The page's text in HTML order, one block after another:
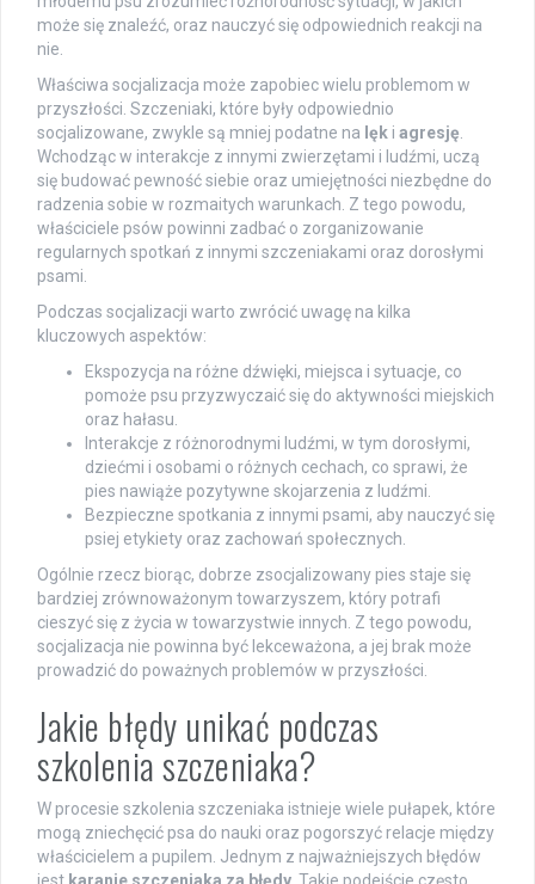
może się znaleźć, oraz nauczyć się odpowiednich reakcji na
nie.
Właściwa socjalizacja może zapobiec wielu problemom w
przyszłości. Szczeniaki, które były odpowiednio
socjalizowane, zwykle są mniej podatne na lęk i agresję
Wchodząc w interakcje z innymi zwierzętami i ludźmi, uczą
się budować pewność siebie oraz umiejętności niezbędne do
radzenia sobie w rozmaitych warunkach. Z tego powodu,
właściciele psów powinni zadbać o zorganizowanie
regularnych spotkań z innymi szczeniakami oraz dorosłymi
psami.
Podczas socjalizacji warto zwrócić uwagę na kilka
kluczowych aspektów:
Ekspozycja na różne dźwięki, miejsca i sytuacje, co
pomoże psu przyzwyczaić się do aktywności miejskich
oraz hałasu.
Interakcje z różnorodnymi ludźmi, w tym dorosłymi,
dziećmi i osobami o różnych cechach, co sprawi, że
pies nawiąże pozytywne skojarzenia z ludźmi.
Bezpieczne spotkania z innymi psami, aby nauczyć się
psiej etykiety oraz zachowań społecznych.
Ogólnie rzecz biorąc, dobrze zsocjalizowany pies staje się
bardziej zrównoważonym towarzyszem, który potrafi
cieszyć się z życia w towarzystwie innych. Z tego powodu,
socjalizacja nie powinna być lekceważona, a jej brak może
prowadzić do poważnych problemów w przyszłości.
Jakie błędy unikać podczas
szkolenia szczeniaka?
W procesie szkolenia szczeniaka istnieje wiele pułapek, które
mogą zniechęcić psa do nauki oraz pogorszyć relacje między
właścicielem a pupilem. Jednym z najważniejszych błędów
jest karanie szczeniaka za błędy . Takie podejście często